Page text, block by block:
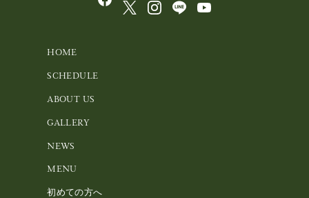
HOME
SCHEDULE
ABOUT US
GALLERY
NEWS
MENU
初めての方へ